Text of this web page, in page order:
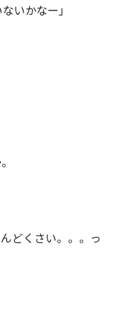
いかなー」
どくさい。。。っ